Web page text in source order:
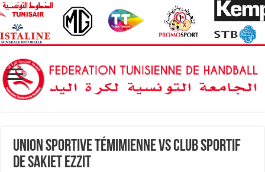
Union Sportive Témimienne vs Club Sportif
de Sakiet Ezzit